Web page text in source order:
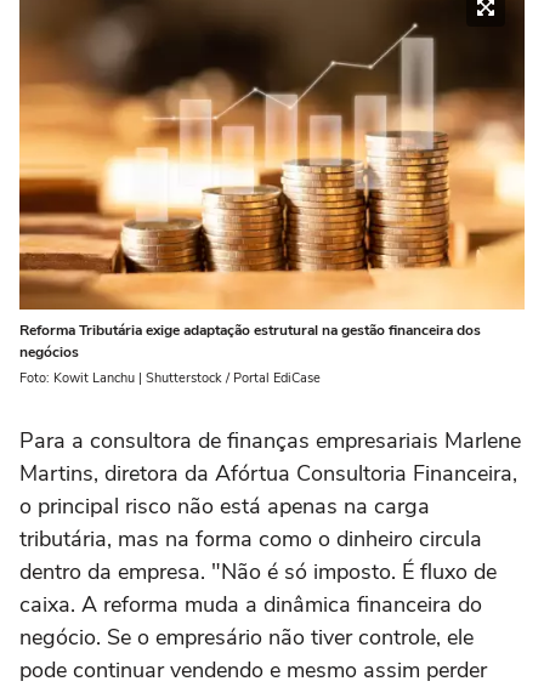
Reforma Tributária exige adaptação estrutural na gestão financeira dos
negócios
Foto: Kowit Lanchu | Shutterstock / Portal EdiCase
Para a consultora de finanças empresariais Marlene
Martins, diretora da Afórtua Consultoria Financeira,
o principal risco não está apenas na carga
tributária, mas na forma como o dinheiro circula
dentro da empresa. "Não é só imposto. É fluxo de
caixa. A reforma muda a dinâmica financeira do
negócio. Se o empresário não tiver controle, ele
pode continuar vendendo e mesmo assim perder